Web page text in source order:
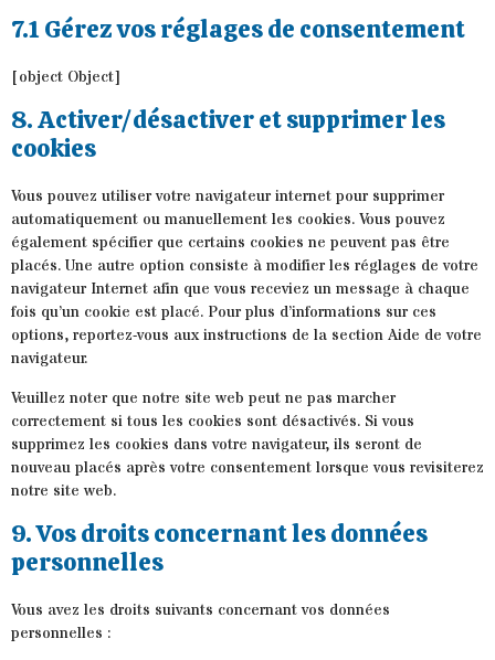
7.1 Gérez vos réglages de consentement
[object Object]
8. Activer/désactiver et supprimer les
cookies
Vous pouvez utiliser votre navigateur internet pour supprimer
automatiquement ou manuellement les cookies. Vous pouvez
également spécifier que certains cookies ne peuvent pas être
placés. Une autre option consiste à modifier les réglages de votre
navigateur Internet afin que vous receviez un message à chaque
fois qu’un cookie est placé. Pour plus d’informations sur ces
options, reportez-vous aux instructions de la section Aide de votre
navigateur.
Veuillez noter que notre site web peut ne pas marcher
correctement si tous les cookies sont désactivés. Si vous
supprimez les cookies dans votre navigateur, ils seront de
nouveau placés après votre consentement lorsque vous revisiterez
notre site web.
9. Vos droits concernant les données
personnelles
Vous avez les droits suivants concernant vos données
personnelles :